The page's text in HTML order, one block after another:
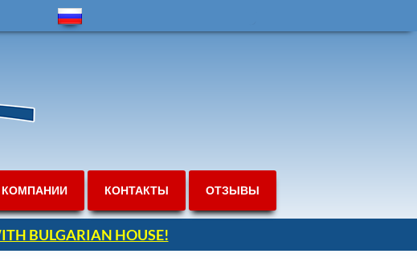
КОМПАНИИ КОНТАКТЫ ОТЗЫВЫ
BULGARIAN HOUSE!